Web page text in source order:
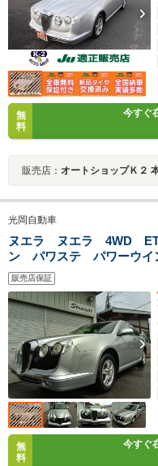
無
料
今すぐ
販売店： オートショップＫ２
光岡自動車
ヌエラ ヌエラ 4WD
ン パワステ パワーウ
ーフレザーシート キー
ABS 衝突安全ボディ 盗
クカメラ
販売店保証
無
料
今すぐ